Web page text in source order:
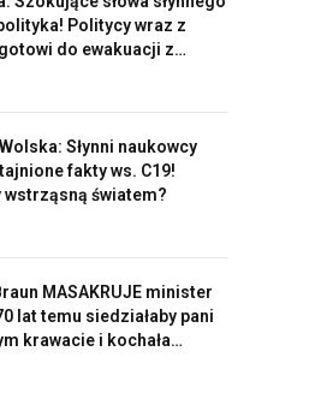
Politycy wraz z
do ewakuacji z
Słynni naukowcy
fakty ws. C19!
wstrząsną światem?
MASAKRUJE minister
lat temu siedziałaby pani
krawacie i kochała